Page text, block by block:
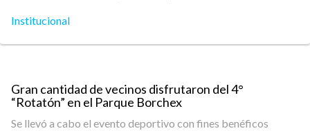
Institucional
Gran cantidad de vecinos disfrutaron del 4°
“Rotatón” en el Parque Borchex
Se llevó a cabo el evento deportivo con fines benéficos